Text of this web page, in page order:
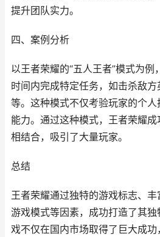
提升团队实力。
四、案例分析
以王者荣耀的“五人王者”模式为
时间内完成特定任务，如击杀敌
等。这种模式不仅考验玩家的个
能力。通过这种模式，王者荣耀
相结合，吸引了大量玩家。
总结
王者荣耀通过独特的游戏标志、
游戏模式等因素，成功打造了其
戏不仅在国内市场取得了巨大成功